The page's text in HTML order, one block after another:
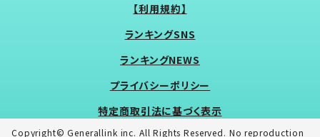
【利用規約】
ランキングSNS
ランキングNEWS
プライバシーポリシー
特定商取引法に基づく表示
Copyright© Generallink inc. All Rights Reserved. No reproduction